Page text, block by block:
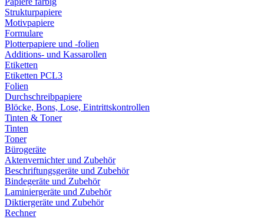
Strukturpapiere
Motivpapiere
Formulare
Plotterpapiere und -folien
Additions- und Kassarollen
Etiketten
Etiketten PCL3
Folien
Durchschreibpapiere
Blöcke, Bons, Lose, Eintrittskontrollen
Tinten & Toner
Tinten
Toner
Bürogeräte
Aktenvernichter und Zubehör
Beschriftungsgeräte und Zubehör
Bindegeräte und Zubehör
Laminiergeräte und Zubehör
Diktiergeräte und Zubehör
Rechner